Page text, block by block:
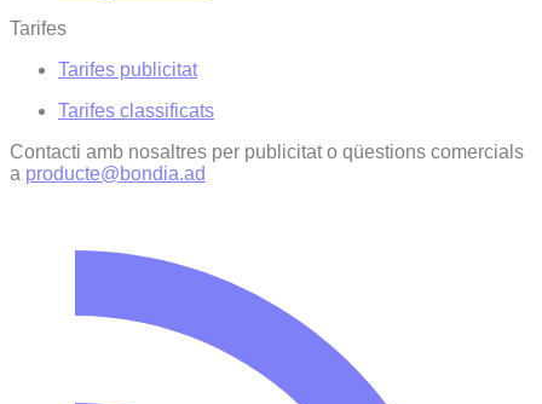
Tarifes
Tarifes publicitat
Tarifes classificats
Contacti amb nosaltres per publicitat o qüestions comercials
a producte@bondia.ad